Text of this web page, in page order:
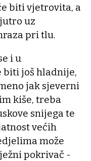
biti vjetrovita, a
uz
pri tlu.
i u
biti još hladnije,
jak sjeverni
kiše, treba
snijega te
većih
može
pokrivač -